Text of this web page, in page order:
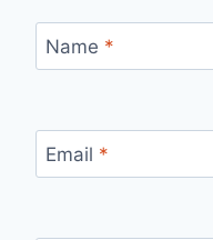
Name *
Email *